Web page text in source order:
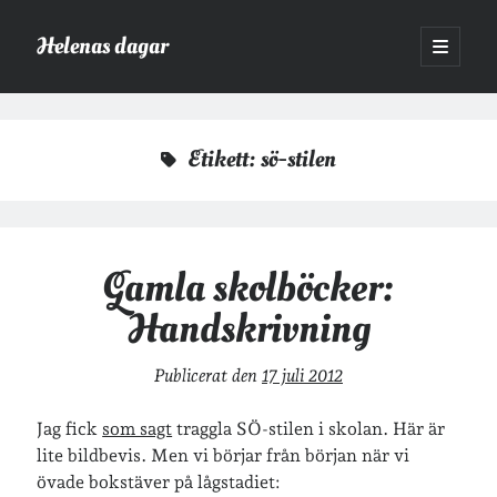
Helenas dagar
öppna
primär
Sidopanel
och frontendutvecklare på Tieto. Jag tycker om läsande, skrivande,
geocaching, löpning och att dricka te.Mer om mig här.
»Om lösenordsskyddade inlägg
Etikett:sö-stilen
Gamla skolböcker:
Handskrivning
Publicerat den 17 juli 2012
Jag fick som sagt traggla SÖ-stilen i skolan. Här är
lite bildbevis. Men vi börjar från början när vi
övade bokstäver på lågstadiet: